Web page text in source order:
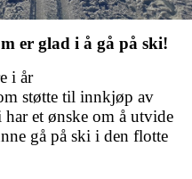
er glad i å gå på ski!
i år
støtte til innkjøp av
har et ønske om å utvide
gå på ski i den flotte